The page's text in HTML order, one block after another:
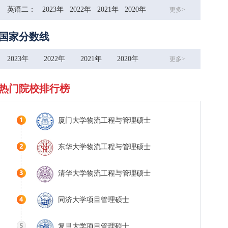
英语二： 2023年 2022年 2021年 2020年 更多>
家分数线
2023年 2022年 2021年 2020年 更多>
门院校排行榜
厦门大学物流工程与管理硕士
东华大学物流工程与管理硕士
清华大学物流工程与管理硕士
同济大学项目管理硕士
复旦大学项目管理硕士